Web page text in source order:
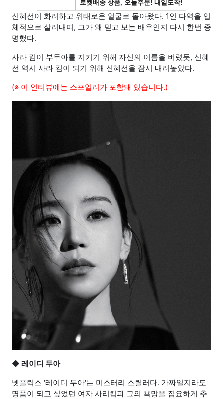
신혜선이 화려하고 위태로운 얼굴로 돌아왔다. 1인 다역을 입
체적으로 살려내며, 그가 왜 믿고 보는 배우인지 다시 한번 증
명했다.
사라 킴이 부두아를 지키기 위해 자신의 이름을 버렸듯, 신혜
선 역시 사라 킴이 되기 위해 신혜선을 잠시 내려놓았다.
(※ 이 인터뷰에는 스포일러가 포함돼 있습니다.)
◆ 레이디 두아
넷플릭스 '레이디 두아'는 미스터리 스릴러다. 가짜일지라도
명품이 되고 싶었던 여자 사리킴과 그의 욕망을 집요하게 추